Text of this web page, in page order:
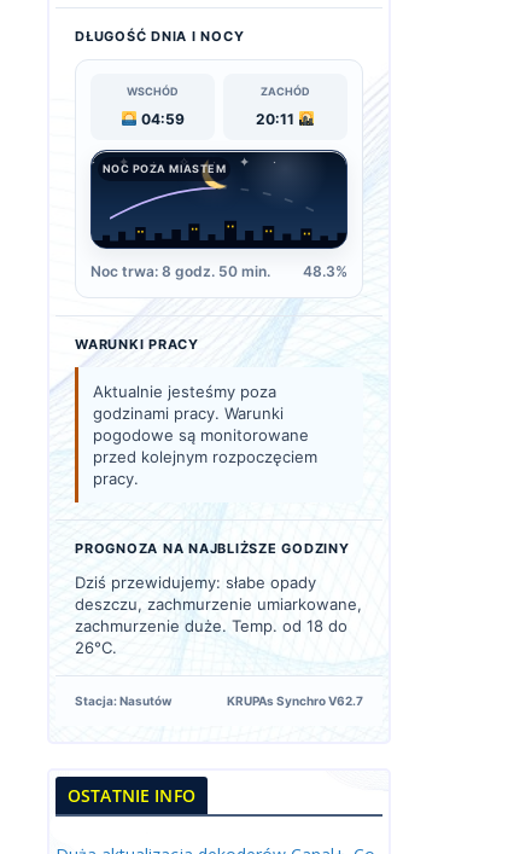
DŁUGOŚĆ DNIA I NOCY
WSCHÓD
04:59
ZACHÓD
20:11
NOC POZA MIASTEM
Noc trwa: 8 godz. 50 min. 48.3%
WARUNKI PRACY
Aktualnie jesteśmy poza
godzinami pracy. Warunki
pogodowe są monitorowane
przed kolejnym rozpoczęciem
pracy.
PROGNOZA NA NAJBLIŻSZE GODZINY
Dziś przewidujemy: słabe opady
deszczu, zachmurzenie umiarkowane,
zachmurzenie duże. Temp. od 18 do
26°C.
Stacja: Nasutów KRUPAs Synchro V62.7
OSTATNIE INFO